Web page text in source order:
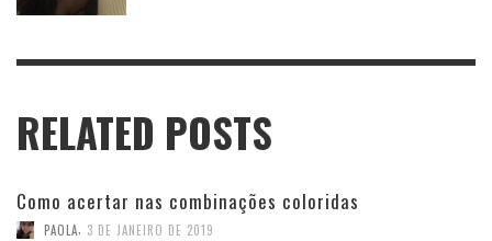
RELATED POSTS
Como acertar nas combinações coloridas
PAOLA 3 DE JANEIRO DE 2019